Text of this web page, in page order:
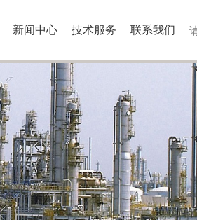
新闻中心 技术服务 联系我们